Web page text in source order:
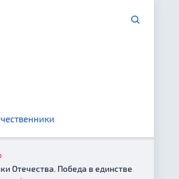
Отечества. Победа в единстве